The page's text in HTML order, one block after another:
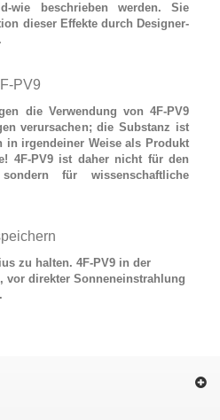
wie beschrieben werden. Sie
dieser Effekte durch Designer-
PV9
die Verwendung von 4F-PV9
verursachen; die Substanz ist
in irgendeiner Weise als Produkt
4F-PV9 ist daher nicht für den
für wissenschaftliche
zu halten. 4F-PV9 in der
vor direkter Sonneneinstrahlung